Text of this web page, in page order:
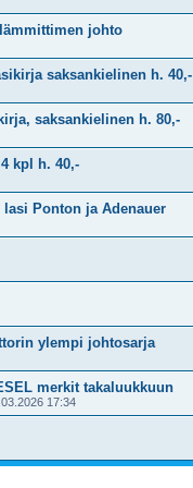
johto
saksankielinen h. 40,-
saksankielinen h. 80,-
kpl h. 40,-
lasi Ponton ja Adenauer
ylempi johtosarja
merkit takaluukkuun
17:34